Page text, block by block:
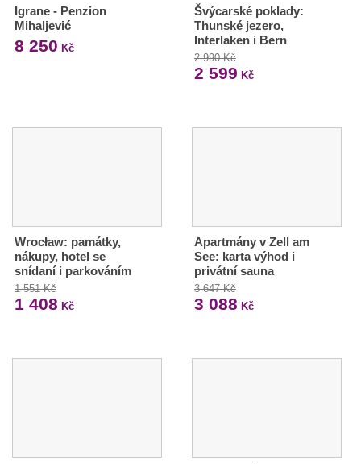
Igrane - Penzion
Mihaljević
8 250 Kč
Švýcarské poklady:
Thunské jezero,
Interlaken i Bern
2 990 Kč
2 599 Kč
Wrocław: památky,
nákupy, hotel se
snídaní i parkováním
1 551 Kč
1 408 Kč
Apartmány v Zell am
See: karta výhod i
privátní sauna
3 647 Kč
3 088 Kč